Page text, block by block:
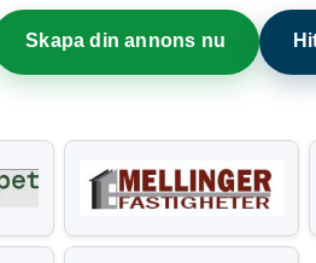
Skapa din annons nu